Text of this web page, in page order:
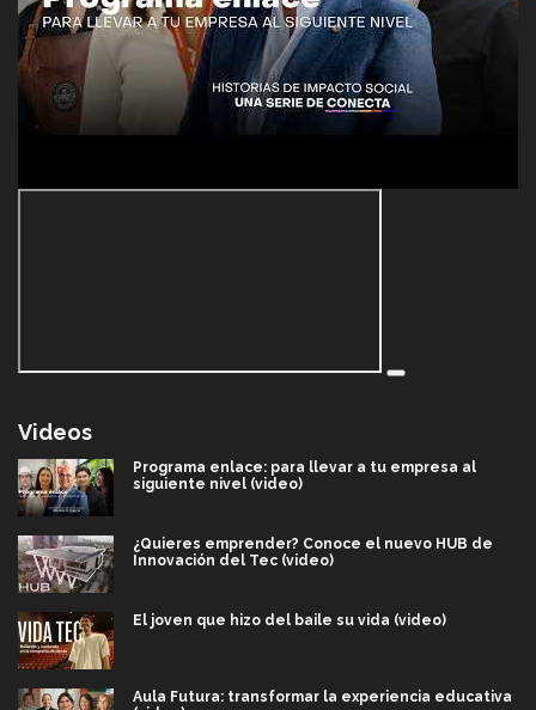
Videos
Programa enlace: para llevar a tu empresa al
siguiente nivel (video)
¿Quieres emprender? Conoce el nuevo HUB de
Innovación del Tec (video)
El joven que hizo del baile su vida (video)
Aula Futura: transformar la experiencia educativa